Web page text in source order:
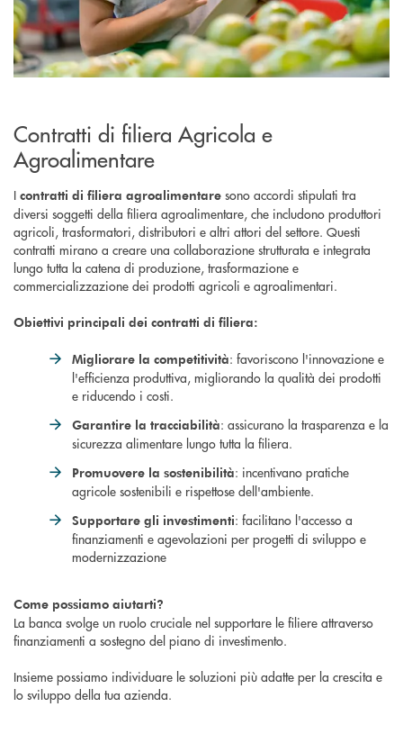
Contratti di filiera Agricola e
Agroalimentare
I contratti di filiera agroalimentare sono accordi stipulati tra
diversi soggetti della filiera agroalimentare, che includono produttori
agricoli, trasformatori, distributori e altri attori del settore. Questi
contratti mirano a creare una collaborazione strutturata e integrata
lungo tutta la catena di produzione, trasformazione e
commercializzazione dei prodotti agricoli e agroalimentari.
Obiettivi principali dei contratti di filiera:
Migliorare la competitività: favoriscono l'innovazione e
l'efficienza produttiva, migliorando la qualità dei prodotti
e riducendo i costi.
Garantire la tracciabilità: assicurano la trasparenza e la
sicurezza alimentare lungo tutta la filiera.
Promuovere la sostenibilità: incentivano pratiche
agricole sostenibili e rispettose dell'ambiente.
Supportare gli investimenti: facilitano l'accesso a
finanziamenti e agevolazioni per progetti di sviluppo e
modernizzazione
Come possiamo aiutarti?
La banca svolge un ruolo cruciale nel supportare le filiere attraverso
finanziamenti a sostegno del piano di investimento.
Insieme possiamo individuare le soluzioni più adatte per la crescita e
lo sviluppo della tua azienda.